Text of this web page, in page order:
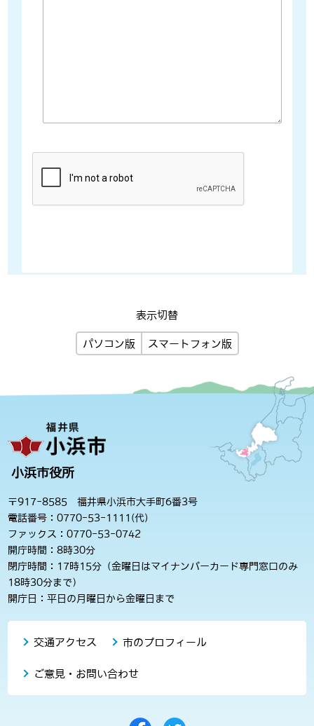
表示切替
パソコン版 スマートフォン版
小浜市役所
〒917-8585 福井県小浜市大手町6番3号
電話番号：0770-53-1111(代)
ファックス：0770-53-0742
開庁時間：8時30分
閉庁時間：17時15分（金曜日はマイナンバーカード専門窓口のみ
18時30分まで）
開庁日：平日の月曜日から金曜日まで
交通アクセス 市のプロフィール
ご意見・お問い合わせ